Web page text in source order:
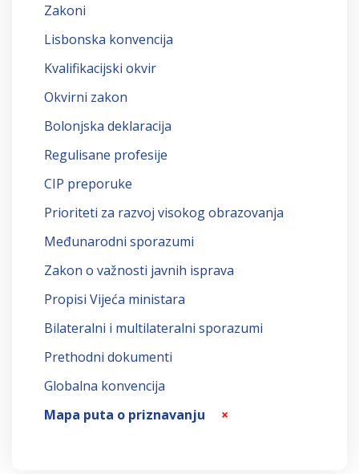
Zakoni
Lisbonska konvencija
Kvalifikacijski okvir
Okvirni zakon
Bolonjska deklaracija
Regulisane profesije
CIP preporuke
Prioriteti za razvoj visokog obrazovanja
Međunarodni sporazumi
Zakon o važnosti javnih isprava
Propisi Vijeća ministara
Bilateralni i multilateralni sporazumi
Prethodni dokumenti
Globalna konvencija
Mapa puta o priznavanju
×